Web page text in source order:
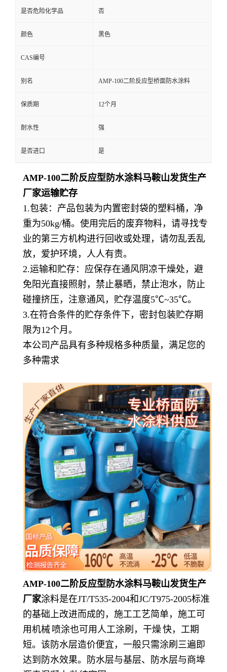
是否危险化学品 否
颜色 黑色
CAS编号
别名 AMP-100二阶反应型桥面防水涂料
保质期 12个月
耐水性 强
是否进口 是
AMP-100二阶反应型防水涂料马鞍山发货生产
厂家运输贮存
1.包装：产品包装为内置密封袋的塑料桶，净
重为50kg/桶。使用完后的废弃物料，请寻找专
业的第三方机构进行回收或处理，请勿乱丢乱
放，爱护环境，人人有责。
2.运输和贮存：应保存在通风阴凉干燥处，避
免阳光直接照射，禁止暴晒，禁止泡水，防止
碰撞挤压，注意通风，贮存温度5℃~35℃。
3.在符合条件的贮存条件下，密封包装贮存期
限为12个月。
本公司产品具有多种规格多种质量，满足您的
多种需求
AMP-100二阶反应型防水涂料马鞍山发货生产
厂家涂料是在JT/T535-2004和JC/T975-2005标准
的基础上改进而成的，施工工艺简单，施工可
用机械 喷涂也可用人工涂刷， 干燥快，工期
短。该防水层造价便宜，一般只需涂刷三遍即
达到防水效果。防水层与基层、防水层与商埠